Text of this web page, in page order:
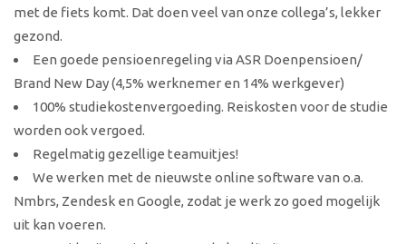
met de fiets komt. Dat doen veel van onze collega’s, lekker
gezond.
Een goede pensioenregeling via ASR Doenpensioen/
Brand New Day (4,5% werknemer en 14% werkgever)
100% studiekostenvergoeding. Reiskosten voor de studie
worden ook vergoed.
Regelmatig gezellige teamuitjes!
We werken met de nieuwste online software van o.a.
Nmbrs, Zendesk en Google, zodat je werk zo goed mogelijk
uit kan voeren.